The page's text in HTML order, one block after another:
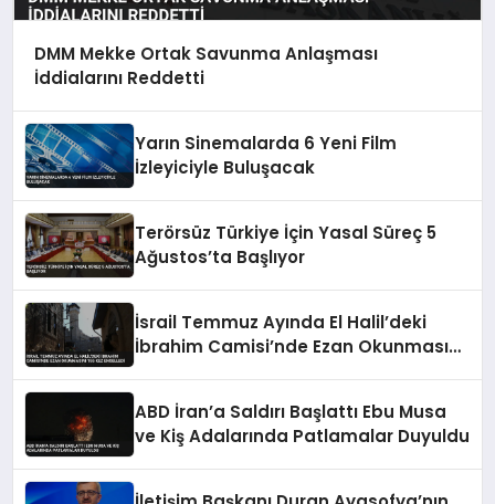
DMM Mekke Ortak Savunma Anlaşması
İddialarını Reddetti
Yarın Sinemalarda 6 Yeni Film
İzleyiciyle Buluşacak
Terörsüz Türkiye İçin Yasal Süreç 5
Ağustos’ta Başlıyor
İsrail Temmuz Ayında El Halil’deki
İbrahim Camisi’nde Ezan Okunmasını
ABD İran’a Saldırı Başlattı Ebu Musa
ve Kiş Adalarında Patlamalar Duyuldu